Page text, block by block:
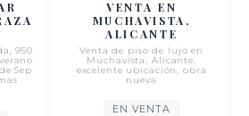
950
Sep
VENTA EN
MUCHAVISTA,
ALICANTE
Venta de piso de lujo en
Muchavista, Alicante,
excelente ubicación, obra
nueva
EN VENTA